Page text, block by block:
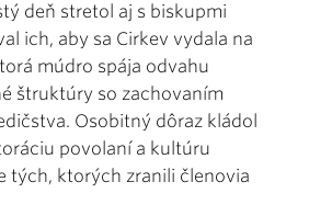
deň stretol aj s biskupmi
ich, aby sa Cirkev vydala na
múdro spája odvahu
štruktúry so zachovaním
Osobitný dôraz kládol
povolaní a kultúru
tých, ktorých zranili členovia